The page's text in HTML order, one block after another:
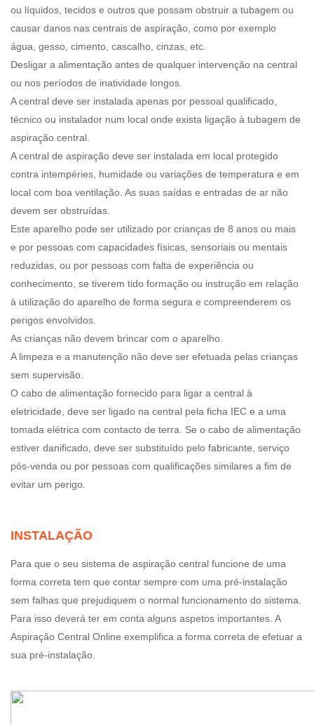
ou líquidos, tecidos e outros que possam obstruir a tubagem ou
causar danos nas centrais de aspiração, como por exemplo
água, gesso, cimento, cascalho, cinzas, etc.
Desligar a alimentação antes de qualquer intervenção na central
ou nos períodos de inatividade longos.
A central deve ser instalada apenas por pessoal qualificado,
técnico ou instalador num local onde exista ligação à tubagem de
aspiração central.
A central de aspiração deve ser instalada em local protegido
contra intempéries, humidade ou variações de temperatura e em
local com boa ventilação. As suas saídas e entradas de ar não
devem ser obstruídas.
Este aparelho pode ser utilizado por crianças de 8 anos ou mais
e por pessoas com capacidades físicas, sensoriais ou mentais
reduzidas, ou por pessoas com falta de experiência ou
conhecimento, se tiverem tido formação ou instrução em relação
à utilização do aparelho de forma segura e compreenderem os
perigos envolvidos.
As crianças não devem brincar com o aparelho.
A limpeza e a manutenção não deve ser efetuada pelas crianças
sem supervisão.
O cabo de alimentação fornecido para ligar a central à
eletricidade, deve ser ligado na central pela ficha IEC e a uma
tomada elétrica com contacto de terra. Se o cabo de alimentação
estiver danificado, deve ser substituído pelo fabricante, serviço
pós-venda ou por pessoas com qualificações similares a fim de
evitar um perigo.
INSTALAÇÃO
Para que o seu sistema de aspiração central funcione de uma
forma correta tem que contar sempre com uma pré-instalação
sem falhas que prejudiquem o normal funcionamento do sistema.
Para isso deverá ter em conta alguns aspetos importantes. A
Aspiração Central Online exemplifica a forma correta de efetuar a
sua pré-instalação.